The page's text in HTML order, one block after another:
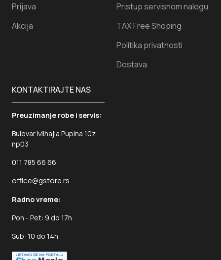
Pristup servisnom nalogu
TAX Free Shoping
Politika privatnosti
Dostava
KONTAKTIRAJTE NAS
Preuzimanje robe i servis:
Bulevar Mihajla Pupina 10z
np03
011 785 66 66
office@gstore.rs
Radno vreme:
Pon - Pet: 9 do 17h
Sub: 10 do 14h
Prijava
Akcija